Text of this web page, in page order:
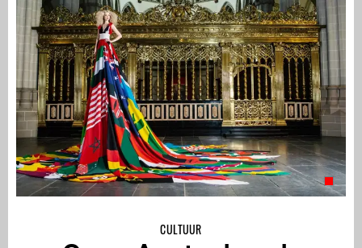
CULTUUR